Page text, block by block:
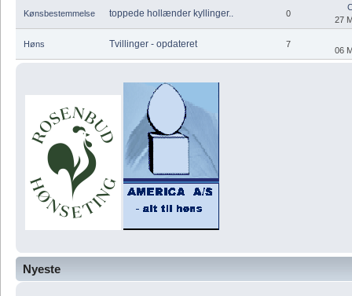
Nyeste
Kønsbestemmelse toppede hollænder kyllinger.. 0
27
Høns Tvillinger - opdateret 7
06